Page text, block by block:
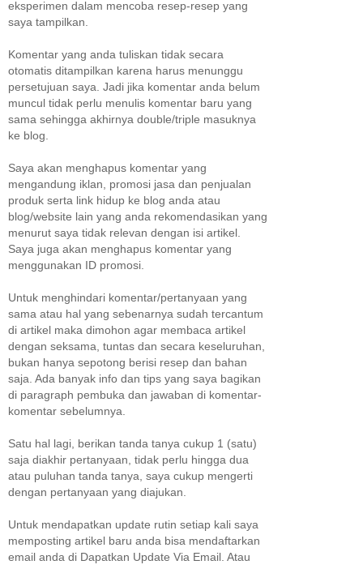
eksperimen dalam mencoba resep-resep yang
saya tampilkan.
Komentar yang anda tuliskan tidak secara
otomatis ditampilkan karena harus menunggu
persetujuan saya. Jadi jika komentar anda belum
muncul tidak perlu menulis komentar baru yang
sama sehingga akhirnya double/triple masuknya
ke blog.
Saya akan menghapus komentar yang
mengandung iklan, promosi jasa dan penjualan
produk serta link hidup ke blog anda atau
blog/website lain yang anda rekomendasikan yang
menurut saya tidak relevan dengan isi artikel.
Saya juga akan menghapus komentar yang
menggunakan ID promosi.
Untuk menghindari komentar/pertanyaan yang
sama atau hal yang sebenarnya sudah tercantum
di artikel maka dimohon agar membaca artikel
dengan seksama, tuntas dan secara keseluruhan,
bukan hanya sepotong berisi resep dan bahan
saja. Ada banyak info dan tips yang saya bagikan
di paragraph pembuka dan jawaban di komentar-
komentar sebelumnya.
Satu hal lagi, berikan tanda tanya cukup 1 (satu)
saja diakhir pertanyaan, tidak perlu hingga dua
atau puluhan tanda tanya, saya cukup mengerti
dengan pertanyaan yang diajukan.
Untuk mendapatkan update rutin setiap kali saya
memposting artikel baru anda bisa mendaftarkan
email anda di Dapatkan Update Via Email. Atau